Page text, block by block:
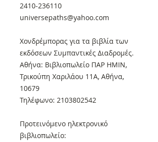
2410-236110
universepaths@yahoo.com
Xονδρέμπορας για τα βιβλία των
εκδόσεων Συμπαντικές Διαδρομές.
Αθήνα: Βιβλιοπωλείο ΠΑΡ ΗΜΙΝ,
Τρικούπη Χαριλάου 11Α, Αθήνα,
10679
Τηλέφωνο: 2103802542
Προτεινόμενο ηλεκτρονικό
βιβλιοπωλείο: